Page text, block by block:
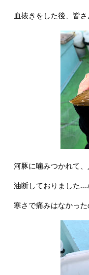
血抜きをした後、皆
河豚に噛みつかれて
油断しておりました
寒さで痛みはなかっ